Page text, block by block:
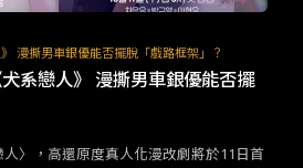
漫撕男車銀優能否擺脫「戲路框架」？
系戀人》 漫撕男車銀優能否擺
〉，高還原度真人化漫改劇將於11日首